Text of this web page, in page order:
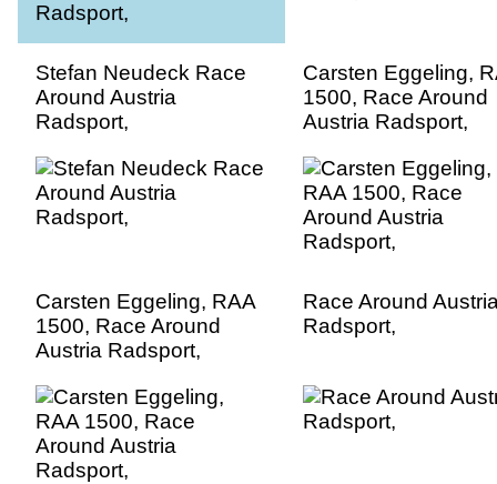
Stefan Neudeck Race
Around Austria
Radsport,
Carsten Eggeling,
1500, Race Around
Austria Radsport,
Carsten Eggeling, RAA
1500, Race Around
Austria Radsport,
Race Around
Radsport,